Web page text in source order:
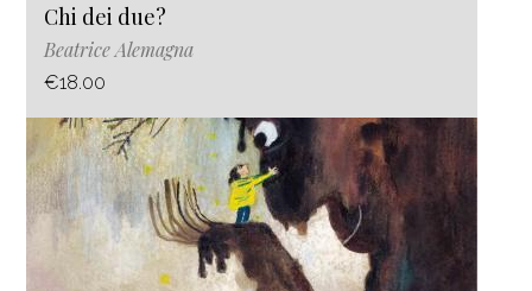
Chi dei due?
Beatrice Alemagna
€18.00